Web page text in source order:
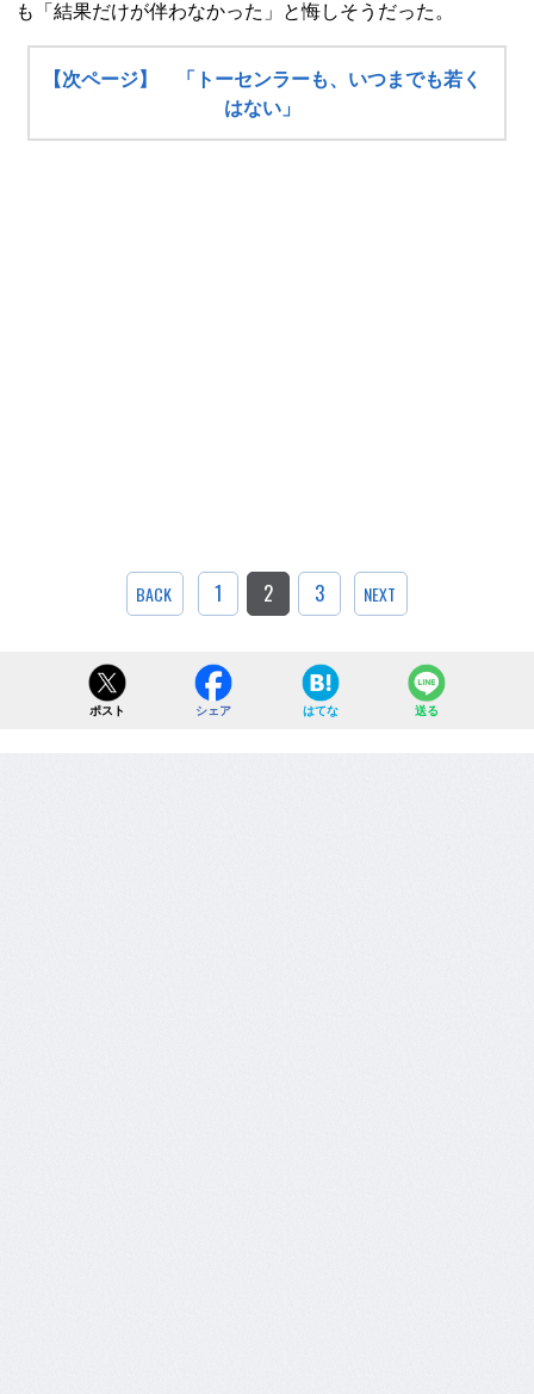
も「結果だけが伴わなかった」と悔しそうだった。
【次ページ】 「トーセンラーも、いつまでも若く
はない」
BACK 1 2 3 NEXT
ポスト シェア はてな 送る